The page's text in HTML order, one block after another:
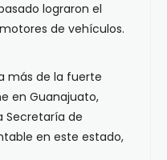
lograron el
de vehículos.
más de la fuerte
en Guanajuato,
Secretaría de
en este estado,